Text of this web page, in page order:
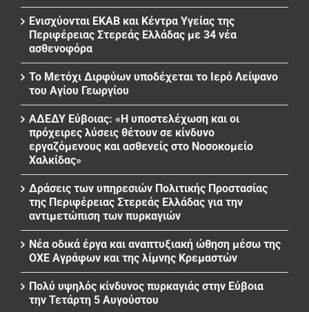
Ενισχύονται ΕΚΑΒ και Κέντρα Υγείας της
Περιφέρειας Στερεάς Ελλάδας με 34 νέα
ασθενοφόρα
Το Μετόχι Διρφύων υποδέχεται το Ιερό Λείψανο
του Αγίου Γεωργίου
ΑΔΕΔΥ Εύβοιας: «Η υποστελέχωση και οι
πρόχειρες λύσεις θέτουν σε κίνδυνο
εργαζόμενους και ασθενείς στο Νοσοκομείο
Χαλκίδας»
Δράσεις των υπηρεσιών Πολιτικής Προστασίας
της Περιφέρειας Στερεάς Ελλάδας για την
αντιμετώπιση των πυρκαγιών
Νέα οδικά έργα και αναπτυξιακή ώθηση μέσω της
ΟΧΕ Αγράφων και της λίμνης Κρεμαστών
Πολύ υψηλός κίνδυνος πυρκαγιάς στην Εύβοια
την Τετάρτη 5 Αυγούστου